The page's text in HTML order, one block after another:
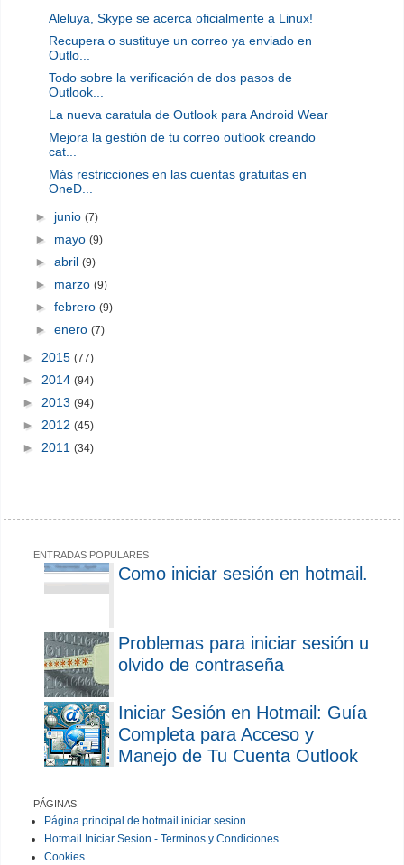
Aleluya, Skype se acerca oficialmente a Linux!
Recupera o sustituye un correo ya enviado en
Outlo...
Todo sobre la verificación de dos pasos de
Outlook...
La nueva caratula de Outlook para Android Wear
Mejora la gestión de tu correo outlook creando
cat...
Más restricciones en las cuentas gratuitas en
OneD...
► junio(7)
► mayo(9)
►abril(9)
► marzo(9)
►febrero(9)
►enero(7)
► 2015 (77)
► 2014 (94)
► 2013 (94)
► 2012 (45)
► 2011 (34)
ENTRADAS POPULARES
Como iniciar sesión en hotmail.
Problemas para iniciar sesión u
olvido de contraseña
Iniciar Sesión en Hotmail: Guía
Completa para Acceso y
Manejo de Tu Cuenta Outlook
PÁGINAS
Página principal de hotmail iniciar sesion
Hotmail Iniciar Sesion - Terminos y Condiciones
Cookies